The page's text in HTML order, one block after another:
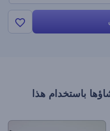
باستخدام هذا